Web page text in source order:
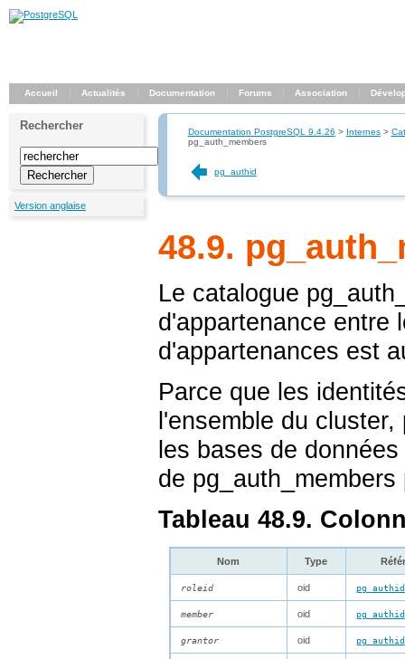
Accueil Actualités Documentation Forums Association
Rechercher
Version anglaise
Documentation PostgreSQL 9.4.26 > Internes>
pg_auth_members
pg_authid
48.9.
Le catalogue
d'appartenance entre
d'appartenances est
Parce que les
l'ensemble du cluster,
les bases de
de pg_auth_members
Tableau 48.9.
Nom Type
roleid oid pg_authid
member oid pg_authid
grantor oid pg_authid